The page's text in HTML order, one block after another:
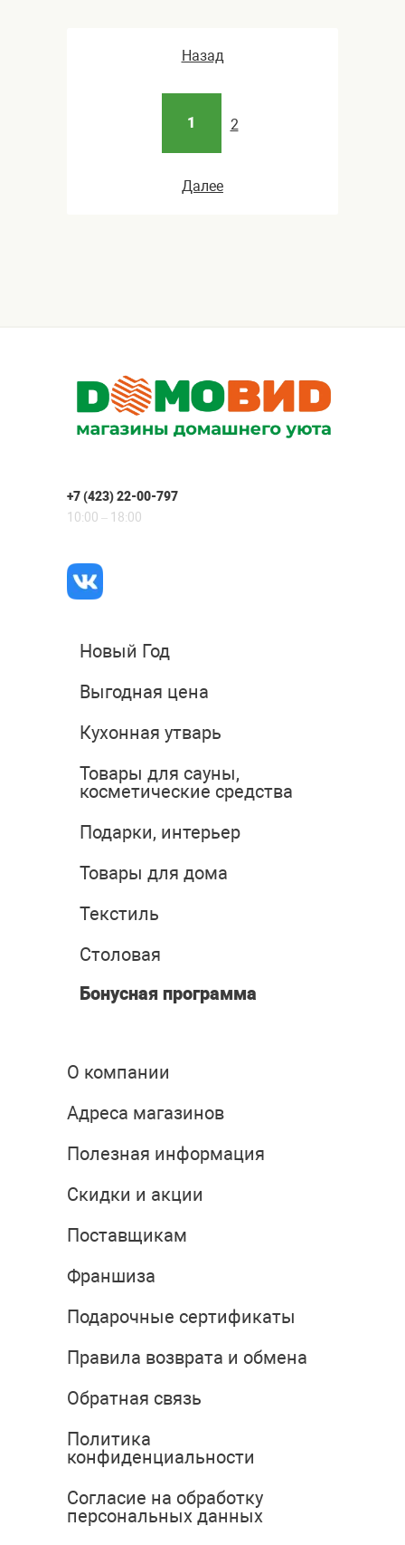
Назад
1 2
Далее
+7 (423) 22-00-797
10:00 – 18:00
Новый Год
Выгодная цена
Кухонная утварь
Товары для сауны,
косметические средства
Подарки, интерьер
Товары для дома
Текстиль
Столовая
Бонусная программа
О компании
Адреса магазинов
Полезная информация
Скидки и акции
Поставщикам
Франшиза
Подарочные сертификаты
Правила возврата и обмена
Обратная связь
Политика
конфиденциальности
Согласие на обработку
персональных данных